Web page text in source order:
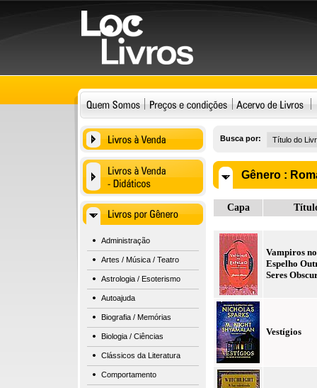
Administração
Artes / Música / Teatro
Astrologia / Esoterismo
Autoajuda
Biografia / Memórias
Biologia / Ciências
Clássicos da Literatura
Comportamento
Busca por:
Gênero :
Capa
Vampiros no
Espelho
Seres
Vestígios